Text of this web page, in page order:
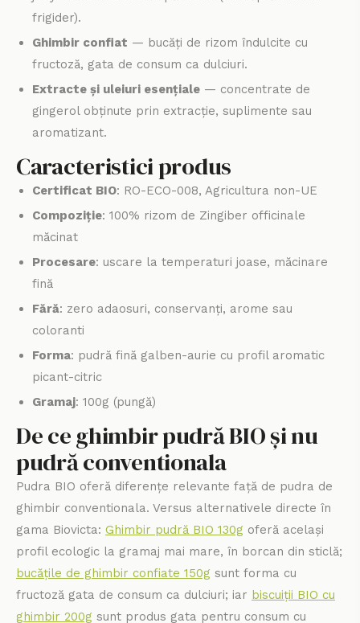
frigider).
Ghimbir confiat — bucăți de rizom îndulcite cu
fructoză, gata de consum ca dulciuri.
Extracte și uleiuri esențiale — concentrate de
gingerol obținute prin extracție, suplimente sau
aromatizant.
Caracteristici produs
Certificat BIO: RO-ECO-008, Agricultura non-UE
Compoziție: 100% rizom de Zingiber officinale
măcinat
Procesare: uscare la temperaturi joase, măcinare
fină
Fără: zero adaosuri, conservanți, arome sau
coloranti
Forma: pudră fină galben-aurie cu profil aromatic
picant-citric
Gramaj: 100g (pungă)
De ce ghimbir pudră BIO și nu
pudră conventionala
Pudra BIO oferă diferențe relevante față de pudra de
ghimbir conventionala. Versus alternativele directe în
gama Biovicta: Ghimbir pudră BIO 130g oferă același
profil ecologic la gramaj mai mare, în borcan din sticlă;
bucățile de ghimbir confiate 150g sunt forma cu
fructoză gata de consum ca dulciuri; iar biscuiții BIO cu
ghimbir 200g sunt produs gata pentru consum cu